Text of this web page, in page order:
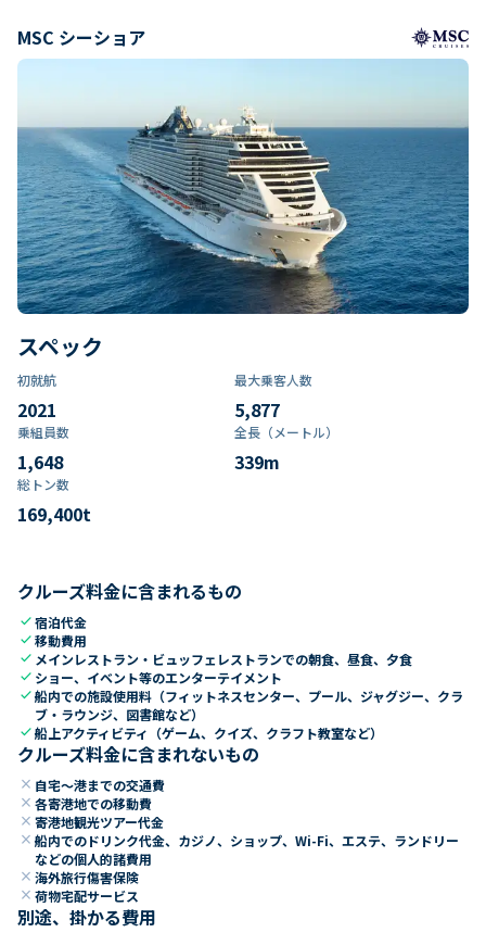
MSC シーショア
スペック
初就航
2021
最大乗客人数
5,877
乗組員数​
1,648
全長（メートル）
339m
総トン数​
169,400t
クルーズ料金に含まれるもの
check宿泊代金
check移動費用
check メインレストラン・ビュッフェレストランでの朝食、昼食、夕食
check ショー、イベント等のエンターテイメント
check船内での施設使用料（フィットネスセンター、プール、ジャグジー、クラ
ブ・ラウンジ、図書館など）
check船上アクティビティ（ゲーム、クイズ、クラフト教室など）
クルーズ料金に含まれないもの
close 自宅～港までの交通費
close 各寄港地での移動費
close 寄港地観光ツアー代金
close 船内でのドリンク代金、カジノ、ショップ、Wi-Fi、エステ、ランドリー
などの個人的諸費用
close 海外旅行傷害保険
close 荷物宅配サービス
別途、掛かる費用